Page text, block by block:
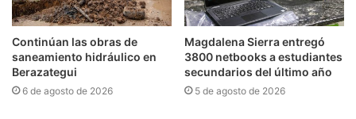
Continúan las obras de
saneamiento hidráulico en
Berazategui
6 de agosto de 2026
Magdalena Sierra entregó
3800 netbooks a estudiantes
secundarios del último año
5 de agosto de 2026